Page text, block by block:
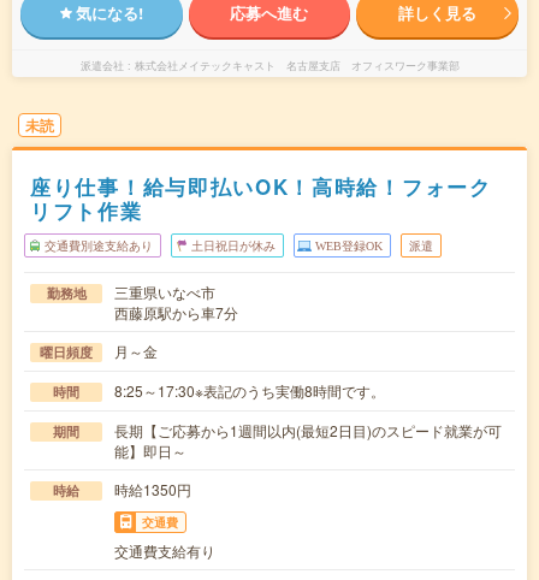
気になる! 応募へ進む 詳しく見る
派遣会社 株式会社メイテックキャスト 名古屋支店 オフィスワーク事業部
未読
座り仕事！給与即払いOK！高時給！フォーク
リフト作業
交通費別途支給あり 土日祝日が休み WEB登録OK 派遣
勤務地
三重県いなべ市
西藤原駅から車7分
曜日頻度 月～金
時間 8:25～17:30※表記のうち実働8時間です。
期間
長期【ご応募から1週間以内(最短2日目)のスピード就業が可
能】即日～
時給 時給1350円
交通費
交通費支給有り